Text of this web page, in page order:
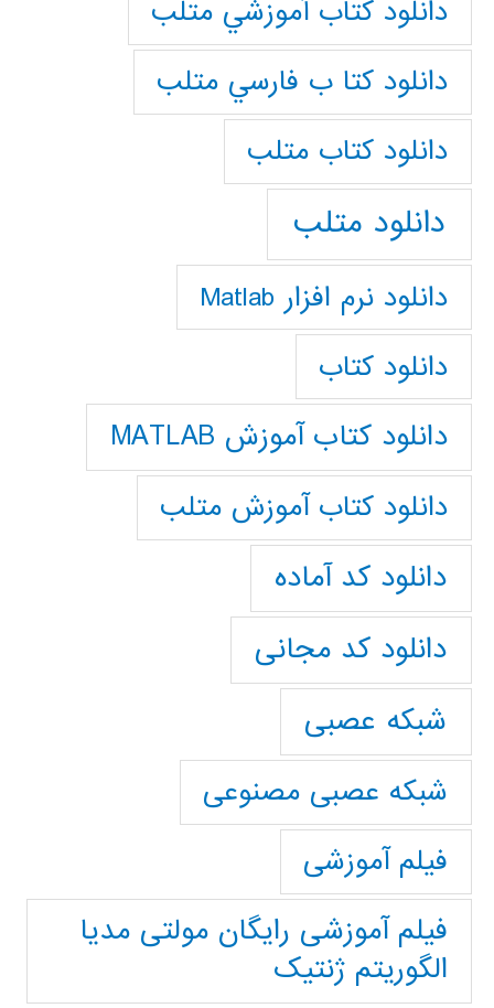
دانلود كتاب آموزشي متلب
دانلود كتا ب فارسي متلب
دانلود كتاب متلب
دانلود متلب
دانلود نرم افزار Matlab
دانلود کتاب
دانلود کتاب آموزش MATLAB
دانلود کتاب آموزش متلب
دانلود کد آماده
دانلود کد مجانی
شبکه عصبی
شبکه عصبی مصنوعی
فیلم آموزشی
فیلم آموزشی رایگان مولتی مدیا
الگوریتم ژنتیک